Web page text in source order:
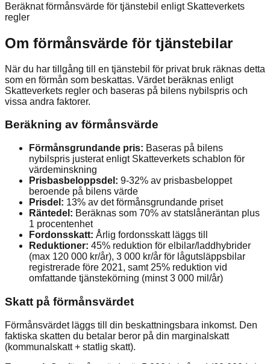
Beräknat förmånsvärde för tjänstebil enligt Skatteverkets
regler
Om förmånsvärde för tjänstebilar
När du har tillgång till en tjänstebil för privat bruk räknas detta
som en förmån som beskattas. Värdet beräknas enligt
Skatteverkets regler och baseras på bilens nybilspris och
vissa andra faktorer.
Beräkning av förmånsvärde
Förmånsgrundande pris: Baseras på bilens
nybilspris justerat enligt Skatteverkets schablon för
värdeminskning
Prisbasbeloppsdel: 9-32% av prisbasbeloppet
beroende på bilens värde
Prisdel: 13% av det förmånsgrundande priset
Räntedel: Beräknas som 70% av statslåneräntan plus
1 procentenhet
Fordonsskatt: Årlig fordonsskatt läggs till
Reduktioner: 45% reduktion för elbilar/laddhybrider
(max 120 000 kr/år), 3 000 kr/år för lågutsläppsbilar
registrerade före 2021, samt 25% reduktion vid
omfattande tjänstekörning (minst 3 000 mil/år)
Skatt på förmånsvärdet
Förmånsvärdet läggs till din beskattningsbara inkomst. Den
faktiska skatten du betalar beror på din marginalskatt
(kommunalskatt + statlig skatt).